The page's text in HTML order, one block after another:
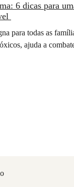
6 dicas para
para todas as
ajuda a